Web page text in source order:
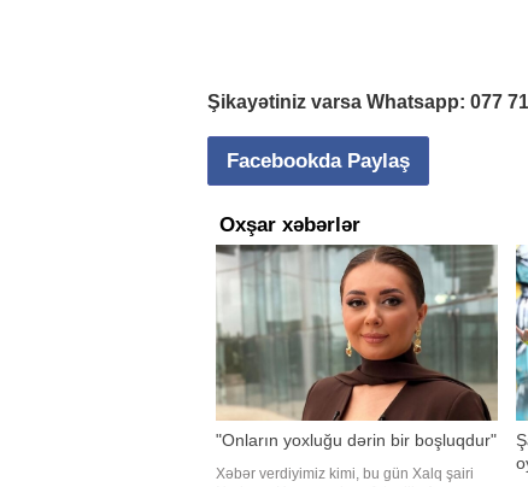
Şikayətiniz varsa Whatsapp: 077
Facebookda Paylaş
Oxşar xəbərlər
"Onların yoxluğu dərin bir boşluqdur"
Xəbər verdiyimiz kimi, bu gün Xalq şairi